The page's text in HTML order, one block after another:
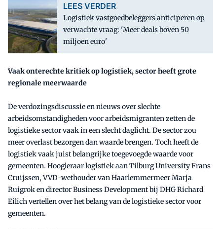
LEES VERDER
Logistiek vastgoedbeleggers anticiperen op
verwachte vraag: 'Meer deals boven 50
miljoen euro'
Vaak onterechte kritiek op logistiek, sector heeft grote
regionale meerwaarde
De verdozingsdiscussie en nieuws over slechte
arbeidsomstandigheden voor arbeidsmigranten zetten de
logistieke sector vaak in een slecht daglicht. De sector zou
meer overlast bezorgen dan waarde brengen. Toch heeft de
logistiek vaak juist belangrijke toegevoegde waarde voor
gemeenten. Hoogleraar logistiek aan Tilburg University Frans
Cruijssen, VVD-wethouder van Haarlemmermeer Marja
Ruigrok en director Business Development bij DHG Richard
Eilich vertellen over het belang van de logistieke sector voor
gemeenten.